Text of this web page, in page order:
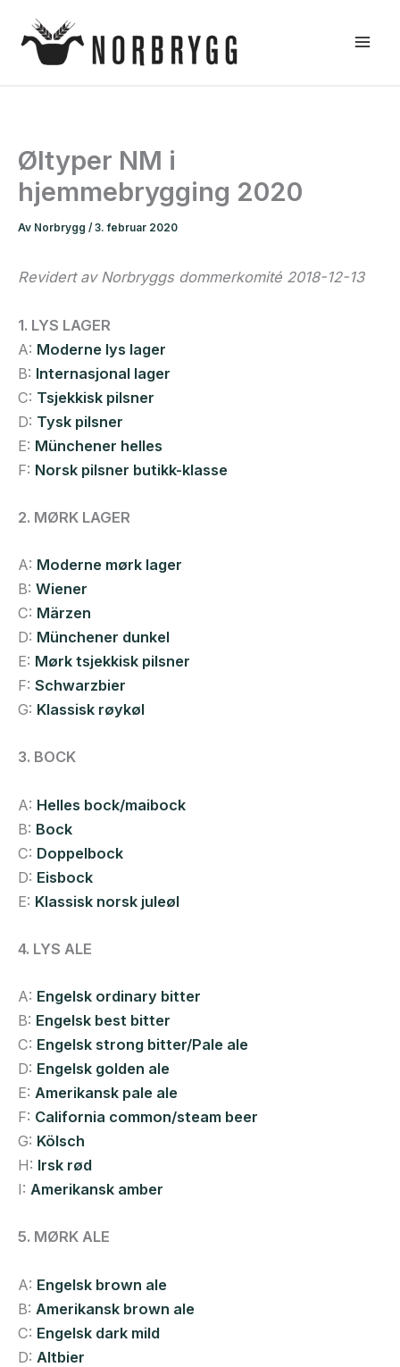
rett
Øltyper NM i
hjemmebrygging 2020
Av Norbrygg / 3. februar 2020
Revidert av Norbryggs dommerkomité 2018-12-13
1. LYS LAGER
A: Moderne lys lager
B: Internasjonal lager
C: Tsjekkisk pilsner
D: Tysk pilsner
E: Münchener helles
F: Norsk pilsner butikk-klasse
2. MØRK LAGER
A: Moderne mørk lager
B: Wiener
C: Märzen
D: Münchener dunkel
E: Mørk tsjekkisk pilsner
F: Schwarzbier
G: Klassisk røykøl
3. BOCK
A: Helles bock/maibock
B: Bock
C: Doppelbock
D: Eisbock
E: Klassisk norsk juleøl
4. LYS ALE
A: Engelsk ordinary bitter
B: Engelsk best bitter
C: Engelsk strong bitter/Pale ale
D: Engelsk golden ale
E: Amerikansk pale ale
F: California common/steam beer
G: Kölsch
H: Irsk rød
I: Amerikansk amber
5. MØRK ALE
A: Engelsk brown ale
B: Amerikansk brown ale
C: Engelsk dark mild
D: Altbier